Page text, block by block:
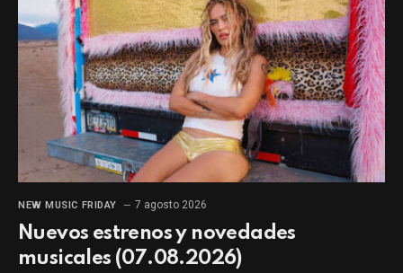
NEW MUSIC FRIDAY 7 agosto 2026
Nuevos estrenos y novedades
musicales (07.08.2026)